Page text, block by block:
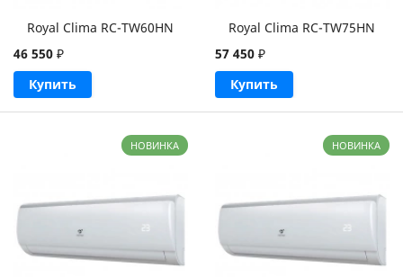
Royal Clima RC-TW60HN
46 550 ₽
Купить
Royal Clima RC-TW75HN
57 450₽
Купить
НОВИНКА НОВИНКА